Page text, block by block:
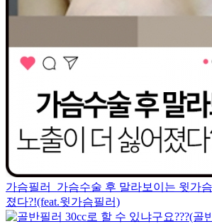
가슴필러_가슴수술 후 말라보이는 윗가
졌다?!(feat.윗가슴필러)